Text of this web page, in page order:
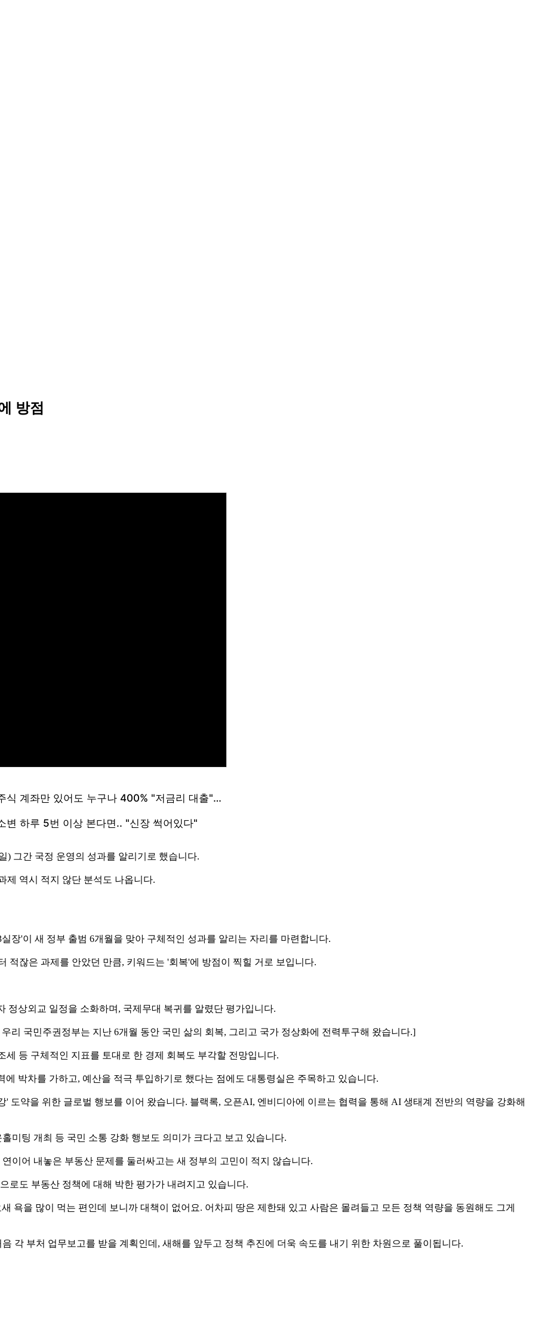
방점
) 그간 국정 운영의 성과를 알리기로 했습니다.
제 역시 적지 않단 분석도 나옵니다.
장'이 새 정부 출범 6개월을 맞아 구체적인 성과를 알리는 자리를 마련합니다.
적잖은 과제를 안았던 만큼, 키워드는 '회복'에 방점이 찍힐 거로 보입니다.
정상외교 일정을 소화하며, 국제무대 복귀를 알렸단 평가입니다.
리 국민주권정부는 지난 6개월 동안 국민 삶의 회복, 그리고 국가 정상화에 전력투구해 왔습니다.]
세 등 구체적인 지표를 토대로 한 경제 회복도 부각할 전망입니다.
박차를 가하고, 예산을 적극 투입하기로 했다는 점에도 대통령실은 주목하고 있습니다.
도약을 위한 글로벌 행보를 이어 왔습니다. 블랙록, 오픈AI, 엔비디아에 이르는 협력을 통해 AI 생태계 전반의 역량을 강화해
미팅 개최 등 국민 소통 강화 행보도 의미가 크다고 보고 있습니다.
이어 내놓은 부동산 문제를 둘러싸고는 새 정부의 고민이 적지 않습니다.
로도 부동산 정책에 대해 박한 평가가 내려지고 있습니다.
욕을 많이 먹는 편인데 보니까 대책이 없어요. 어차피 땅은 제한돼 있고 사람은 몰려들고 모든 정책 역량을 동원해도 그게
각 부처 업무보고를 받을 계획인데, 새해를 앞두고 정책 추진에 더욱 속도를 내기 위한 차원으로 풀이됩니다.